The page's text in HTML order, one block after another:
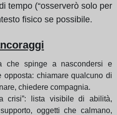
tempo (“osserverò solo per
fisico se possibile.
che spinge a nascondersi e
opposta: chiamare qualcuno di
chiedere compagnia.
crisi”: lista visibile di abilità,
oggetti che calmano,